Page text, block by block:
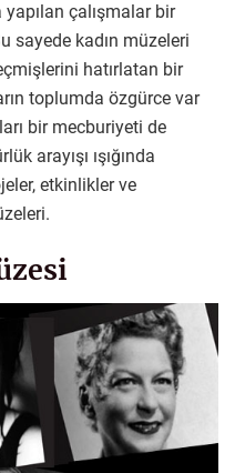
çalışmalar bir
sayede kadın müzeleri
hatırlatan bir
toplumda özgürce var
bir mecburiyeti de
arayışı ışığında
etkinlikler ve